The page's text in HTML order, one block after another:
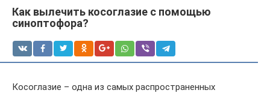
Как вылечить косоглазие с помощью
синоптофора?
Косоглазие – одна из самых распространенных